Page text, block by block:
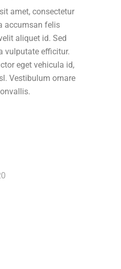
amet, consectetur
accumsan felis
aliquet id. Sed
vulputate efficitur.
eget vehicula id,
Vestibulum ornare